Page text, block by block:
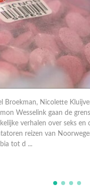
Hilbrand , Filemon
Groenhart gaan de
verhalen over seks en
en Mauretanië tot